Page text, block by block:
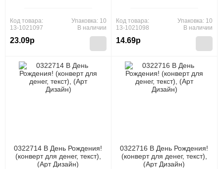
Код товара:
13-1021097
23.09р
Упаковка: 10
В наличии
Код товара:
13-1021098
14.69р
Упаковка: 10
В наличии
0322714 В День Рождения!
(конверт для денег, текст),
(Арт Дизайн)
0322716 В День Рождения!
(конверт для денег, текст),
(Арт Дизайн)